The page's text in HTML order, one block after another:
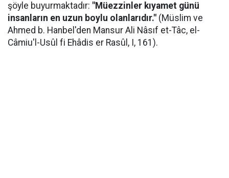
şöyle buyurmaktadır: "Müezzinler kıyamet günü
insanların en uzun boylu olanlarıdır." (Müslim ve
Ahmed b. Hanbel'den Mansur Ali Nâsıf et-Tâc, el-
Câmiu'l-Usûl fi Ehâdis er Rasûl, I, 161).